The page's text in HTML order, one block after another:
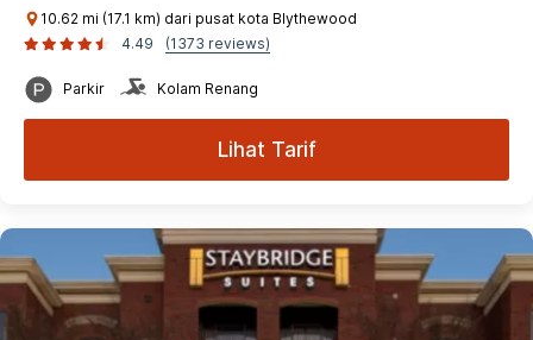
10.62 mi (17.1 km) dari pusat kota Blythewood
4.49
(1373 reviews)
Parkir Kolam Renang
Lihat Tarif